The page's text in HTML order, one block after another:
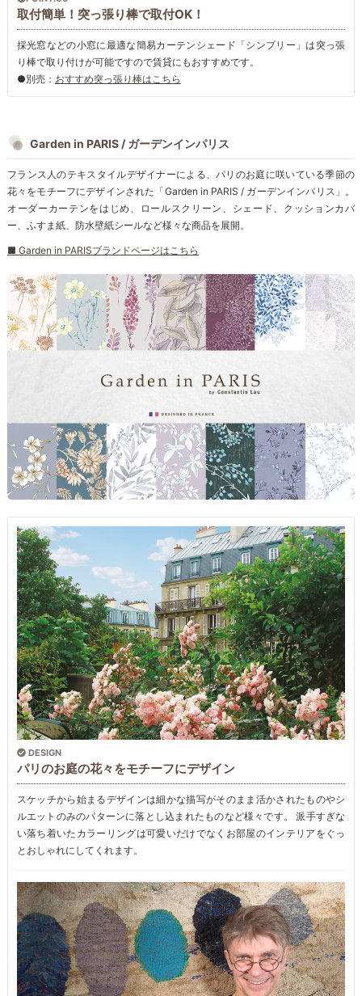
取付簡単！突っ張り棒で取付OK！
採光窓などの小窓に最適な簡易カーテンシェード「シンプリー」は突っ張
り棒で取り付けが可能ですので賃貸にもおすすめです。
●別売： おすすめ突っ張り棒はこちら
Garden in PARIS / ガーデンインパリス
フランス人のテキスタイルデザイナーによる、パリのお庭に咲いている季節の
花々をモチーフにデザインされた「Garden in PARIS / ガーデンインパリス」。
オーダーカーテンをはじめ、ロールスクリーン、シェード、クッションカバ
ー、ふすま紙、防水壁紙シールなど様々な商品を展開。
■ Garden in PARISブランドページはこちら
DESIGN
パリのお庭の花々をモチーフにデザイン
スケッチから始まるデザインは細かな描写がそのまま活かされたものやシ
ルエットのみのパターンに落とし込まれたものなど様々です。 派手すぎな
い落ち着いたカラーリングは可愛いだけでなくお部屋のインテリアをぐっ
とおしゃれにしてくれます。